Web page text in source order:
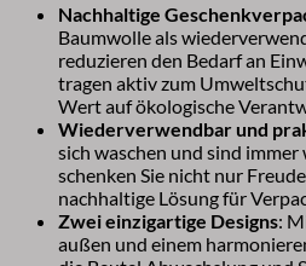
Nachhaltige
Baumwolle als
reduzieren den Bedarf an
tragen aktiv zum
Wert auf ökologische
Wiederverwendbar und
sich waschen und sind
schenken Sie nicht nur
nachhaltige Lösung für
Zwei einzigartige Designs:
außen und einem